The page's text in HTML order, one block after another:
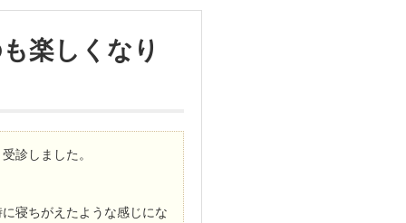
楽しくなり
診しました。
寝ちがえたような感じにな